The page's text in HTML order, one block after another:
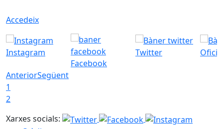
Accedeix
Instagram
Facebook
Twitter
AnteriorSegüent
1
2
Xarxes socials: